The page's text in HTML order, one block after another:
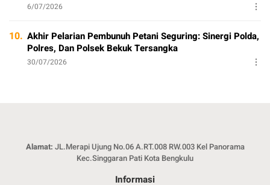
6/07/2026
10. Akhir Pelarian Pembunuh Petani Seguring: Sinergi Polda,
Polres, Dan Polsek Bekuk Tersangka
30/07/2026
Alamat: JL.Merapi Ujung No.06 A.RT.008 RW.003 Kel Panorama
Kec.Singgaran Pati Kota Bengkulu
Informasi